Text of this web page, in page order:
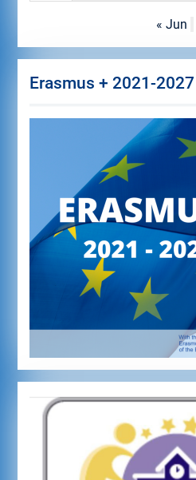
« Jun
Erasmus + 2021-2027